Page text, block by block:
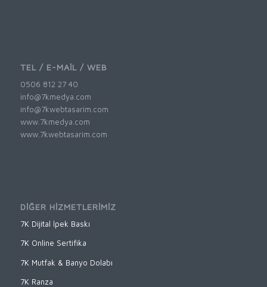
TEL / E-MAİL / WEB
0506 812 27 40
info@7kmedya.com
info@7kwebtasarim.com
www.7kmedya.com
www.7kwebtasarim.com
DİĞER HİZMETLERİMİZ
7K Dijital İpek Baskı
7K Online Sertifika
7K Mutfak & Banyo Dolabı
7K Ranza